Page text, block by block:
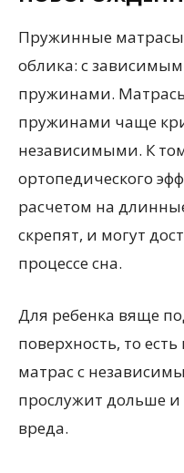
Пружинные матрасы
облика: с
пружинами.
пружинами чаще
независимыми. К
ортопедического
расчетом на
скрепят, и могут
процессе сна.
Для ребенка вяще
поверхность, то
матрас с
прослужит дольше
вреда.